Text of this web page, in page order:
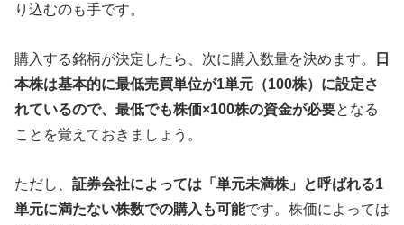
り込むのも手です。
購入する銘柄が決定したら、次に購入数量を決めます。
日
本株は基本的に最低売買単位が1単元（100株）に設定さ
れているので、最低でも株価×100株の資金が必要となる
ことを覚えておきましょう。
ただし、 証券会社によっては「単元未満株」と呼ばれる1
単元に満たない株数での購入も可能です。株価によっては